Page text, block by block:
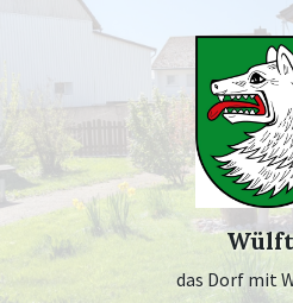
das Dorf mit